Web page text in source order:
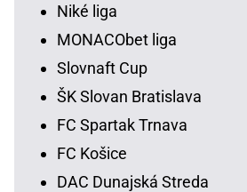
Niké liga
MONACObet liga
Slovnaft Cup
ŠK Slovan Bratislava
FC Spartak Trnava
FC Košice
DAC Dunajská Streda